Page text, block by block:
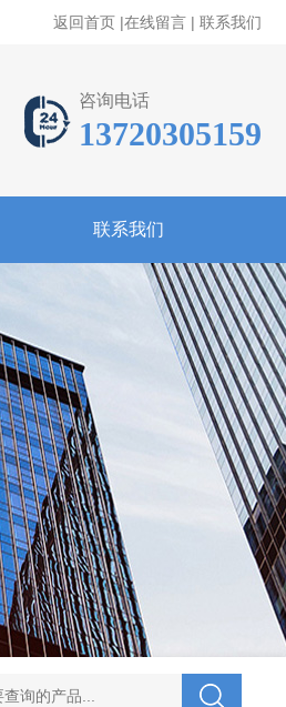
返回首页 |在线留言 | 联系我们
咨询电话
13720305159
联系我们
差配合测试仪 UHV-646 全自动水溶